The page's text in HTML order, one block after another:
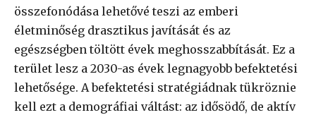
összefonódása lehetővé teszi az emberi
életminőség drasztikus javítását és az
egészségben töltött évek meghosszabbítását. Ez a
terület lesz a 2030-as évek legnagyobb befektetési
lehetősége. A befektetési stratégiádnak tükröznie
kell ezt a demográfiai váltást: az idősödő, de aktív